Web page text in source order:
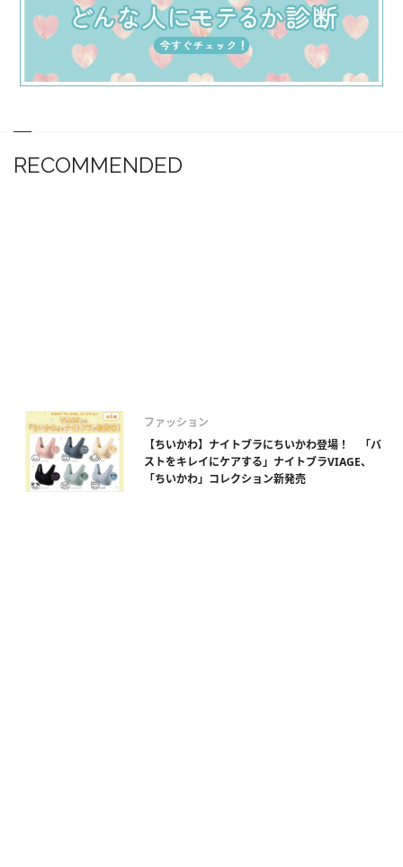
RECOMMENDED
ファッション
【ちいかわ】ナイトブラにちいかわ登場！ 「バ
ストをキレイにケアする」ナイトブラVIAGE、
「ちいかわ」コレクション新発売